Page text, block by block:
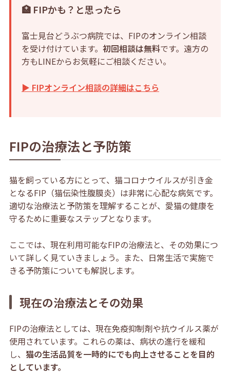
🏥 FIPかも？と思ったら
富士見台どうぶつ病院では、FIPのオンライン相談
を受け付けています。 初回相談は無料です。遠方の
方もLINEからお気軽にご相談ください。
▶ FIPオンライン相談の詳細はこちら
FIPの治療法と予防策
猫を飼っている方にとって、 猫コロナウイルスが引き金
となるFIP（猫伝染性腹膜炎）は非常に心配な病気です。
適切な治療法と予防策を理解することが、愛猫の健康を
守るために重要なステップとなります。
ここでは、現在利用可能なFIPの治療法と、その効果につ
いて詳しく見ていきましょう。また、日常生活で実施で
きる予防策についても解説します。
現在の治療法とその効果
FIPの治療法としては、現在免疫抑制剤や抗ウイルス薬が
使用されています。これらの薬は、病状の進行を緩和
し、 猫の生活品質を一時的にでも向上させることを目的
としています。